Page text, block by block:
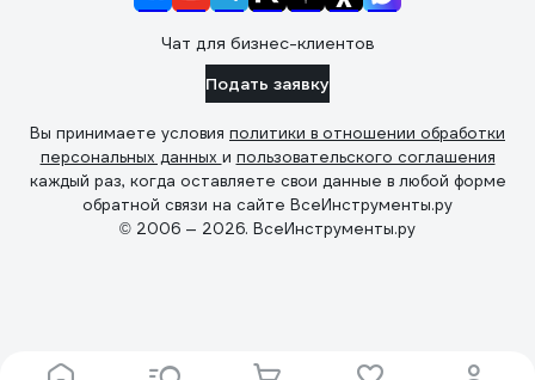
Чат для бизнес-клиентов
Подать заявку
Вы принимаете условия политики в отношении обработки
персональных данных и пользовательского соглашения
каждый раз, когда оставляете свои данные в любой форме
обратной связи на сайте ВсеИнструменты.ру
© 2006 — 2026. ВсеИнструменты.ру